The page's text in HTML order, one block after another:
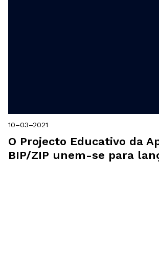
10–03–2021
O Projecto Educativo da
BIP/ZIP unem-se para